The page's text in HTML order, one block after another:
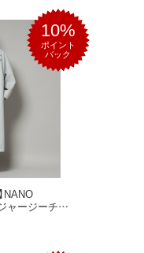
10%
ポイント
バック
NANO
ャージーチェ
ナノユニバー
ター その他の